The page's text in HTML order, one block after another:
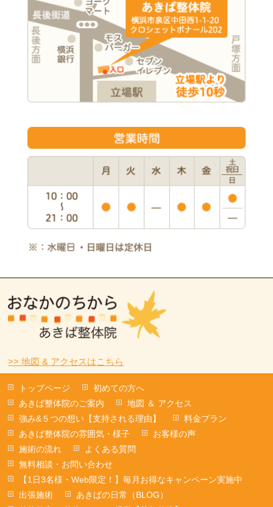
>> 地図 & アクセスはこちら
トップページ
初めての方へ
あきば整体院のご案内
地図 ＆ アクセス
強み&５つの想い【支持される理由】
料金プラン
あきば整体院の雰囲気・様子
お客様の声
施術の流れ
よくある質問
無料相談・お問い合わせ
【1日3名様・Web限定！】毎月お得なキャンペーン実施中
出張施術
あきばの日常（BLOG）